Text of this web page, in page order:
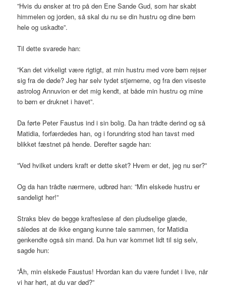
”Hvis du ønsker at tro på den Ene Sande Gud, som har skabt
himmelen og jorden, så skal du nu se din hustru og dine børn
hele og uskadte”.
Til dette svarede han:
”Kan det virkeligt være rigtigt, at min hustru med vore børn rejser
sig fra de døde? Jeg har selv tydet stjernerne, og fra den viseste
astrolog Annuvion er det mig kendt, at både min hustru og mine
to børn er druknet i havet”.
Da førte Peter Faustus ind i sin bolig. Da han trådte derind og så
Matidia, forfærdedes han, og i forundring stod han tavst med
blikket fæstnet på hende. Derefter sagde han:
”Ved hvilket unders kraft er dette sket? Hvem er det, jeg nu ser?”
Og da han trådte nærmere, udbrød han: ”Min elskede hustru er
sandeligt her!”
Straks blev de begge kraftesløse af den pludselige glæde,
således at de ikke engang kunne tale sammen, for Matidia
genkendte også sin mand. Da hun var kommet lidt til sig selv,
sagde hun:
”Åh, min elskede Faustus! Hvordan kan du være fundet i live, når
vi har hørt, at du var død?”